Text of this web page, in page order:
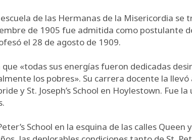
de las Hermanas de la Misericordia se
de 1905 fue admitida como postulante
el 28 de agosto de 1909.
«todas sus energías fueron dedicadas
los pobres». Su carrera docente la llevó
y St. Joseph’s School en Hoylestown.
School en la esquina de las calles